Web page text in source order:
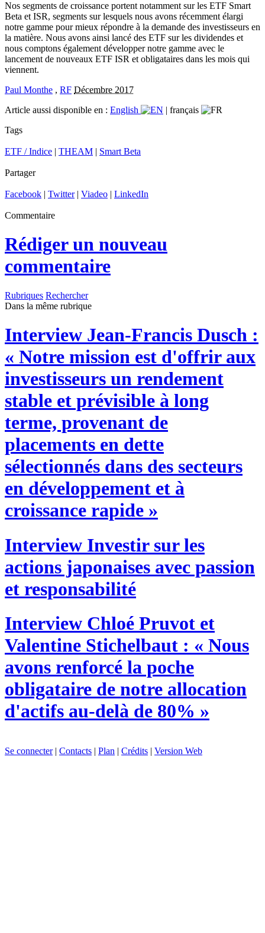
Nos segments de croissance portent notamment sur les ETF Smart
Beta et ISR, segments sur lesquels nous avons récemment élargi
notre gamme pour mieux répondre à la demande des investisseurs en
la matière. Nous avons ainsi lancé des ETF sur les dividendes et
nous comptons également développer notre gamme avec le
lancement de nouveaux ETF ISR et obligataires dans les mois qui
viennent.
Paul Monthe , RF Décembre 2017
Article aussi disponible en : English | français
Tags
ETF / Indice | THEAM | Smart Beta
Partager
Facebook | Twitter| Viadeo | LinkedIn
Commentaire
Rédiger un nouveau
commentaire
Rubriques Rechercher
Dans la même rubrique
Interview Jean-Francis Dusch :
« Notre mission est d'offrir aux
investisseurs un rendement
stable et prévisible à long
terme, provenant de
placements en dette
sélectionnés dans des secteurs
en développement et à
croissance rapide »
Interview Investir sur les
actions japonaises avec passion
et responsabilité
Interview Chloé Pruvot et
Valentine Stichelbaut : « Nous
avons renforcé la poche
obligataire de notre allocation
d'actifs au-delà de 80% »
Se connecter| Contacts | Plan | Crédits | Version Web